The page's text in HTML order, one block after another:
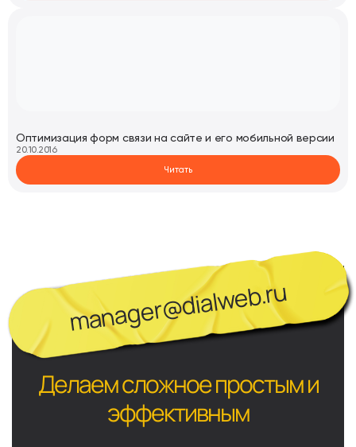
Оптимизация форм связи на сайте и его мобильной версии
20.10.2016
Читать
manager@dialweb.ru
Делаем сложное простым и
эффективным